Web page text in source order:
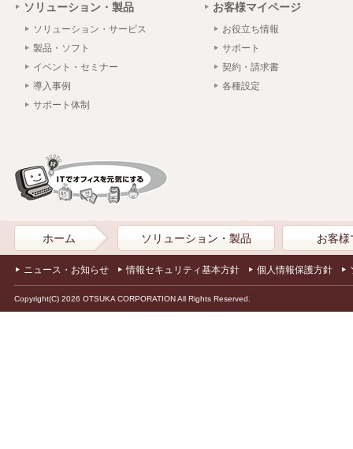
ソリューション・製品
ソリューション・サービス
製品・ソフト
イベント・セミナー
導入事例
サポート体制
お客様マイページ
お役立ち情報
サポート
契約・請求書
各種設定
ホーム ソリューション・製品 お客様
ニュース・お知らせ 情報セキュリティ基本方針 個人情報保護方針
Copyright(C) 2026 OTSUKA CORPORATION All Rights Reserved.